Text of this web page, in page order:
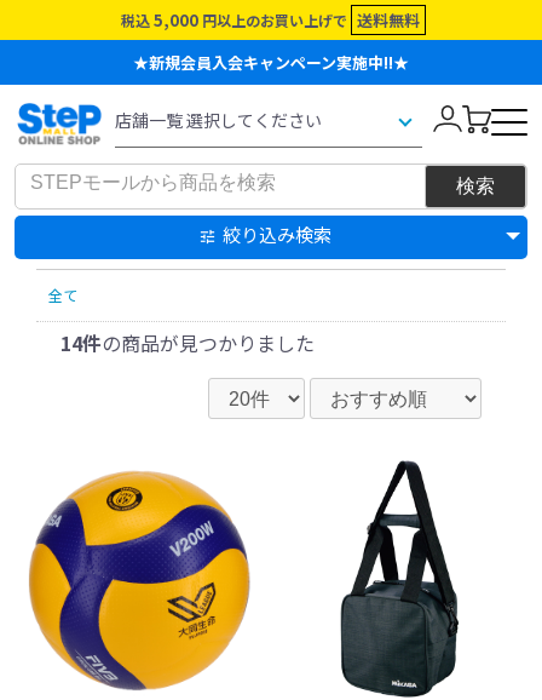
税込 5,000 円以上のお買い上げで 送料無料
★新規会員入会キャンペーン実施中!!★
絞り込み検索
全て
14件の商品が見つかりました